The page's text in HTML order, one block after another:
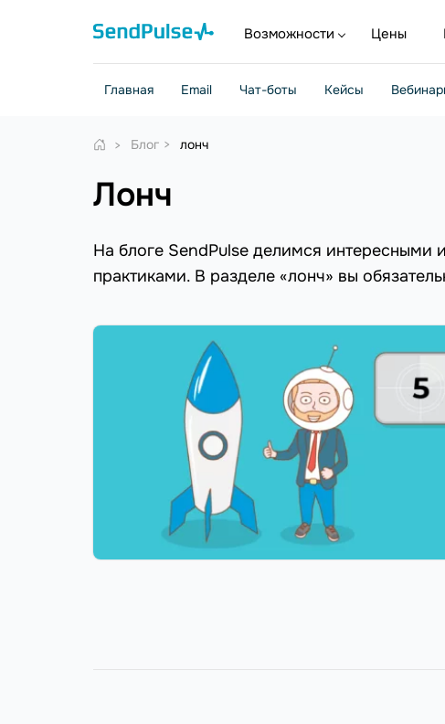
Возможности Цены
Главная Email Чат-боты Кейсы
Блог лонч
лонч
На блоге SendPulse делимся интересными
практиками. В разделе «лонч» вы